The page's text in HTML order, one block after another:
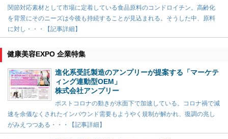
関節対応素材として市場に定着している食品原料のコンドロイチン。高齢化
を背景にそのニーズは今後も持続することが見込まれる。そうした中、原料
に対し・・・【記事詳細】
健康美容EXPO 企業特集
進化系受託製造のアンプリーが提案する「マーケテ
ィング連動型OEM」
株式会社アンプリー
ポストコロナの動きが水面下で加速している。コロナ禍で減
速を余儀なくされたインバウンド需要もようやく規制が解かれ、復調の兆し
がみえつつある・・・【記事詳細】